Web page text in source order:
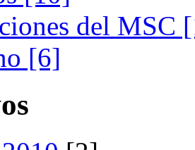
del MSC
[6]